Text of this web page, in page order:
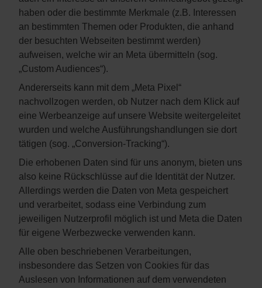
haben oder die bestimmte Merkmale (z.B. Interessen
an bestimmten Themen oder Produkten, die anhand
der besuchten Webseiten bestimmt werden)
aufweisen, welche wir an Meta übermitteln (sog.
„Custom Audiences“).
Andererseits kann mit dem „Meta Pixel“
nachvollzogen werden, ob Nutzer nach dem Klick auf
eine Werbeanzeige auf unsere Website weitergeleitet
wurden und welche Ausführungshandlungen sie dort
tätigen (sog. „Conversion-Tracking“).
Die erhobenen Daten sind für uns anonym, bieten uns
also keine Rückschlüsse auf die Identität der Nutzer.
Allerdings werden die Daten von Meta gespeichert
und verarbeitet, sodass eine Verbindung zum
jeweiligen Nutzerprofil möglich ist und Meta die Daten
für eigene Werbezwecke verwenden kann.
Alle oben beschriebenen Verarbeitungen,
insbesondere das Setzen von Cookies für das
Auslesen von Informationen auf dem verwendeten